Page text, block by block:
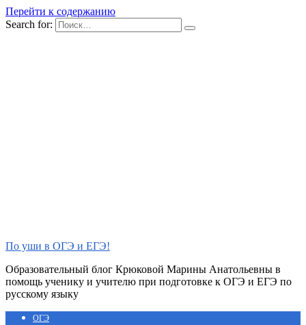
Перейти к содержанию
Search for:
По уши в ОГЭ и ЕГЭ!
Образовательный блог Крюковой Марины Анатольевны в
помощь ученику и учителю при подготовке к ОГЭ и ЕГЭ по
русскому языку
ОГЭ